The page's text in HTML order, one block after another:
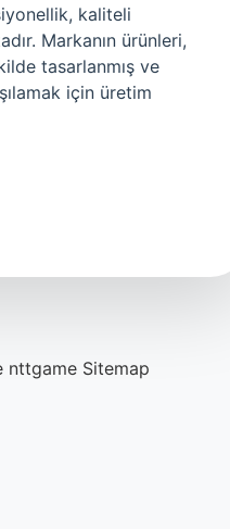
kaliteli
Markanın ürünleri,
tasarlanmış ve
için üretim
nttgame Sitemap